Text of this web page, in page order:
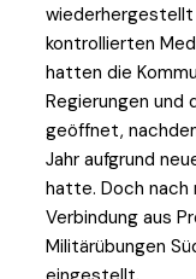
kontrollierten
hatten die
Regierungen und
geöffnet,
Jahr aufgrund
hatte. Doch nach
Verbindung aus
Militärübungen